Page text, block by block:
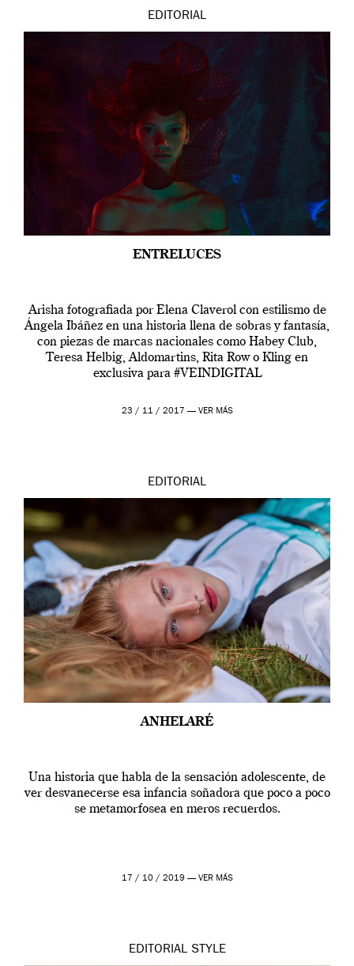
EDITORIAL
ENTRELUCES
Arisha fotografiada por Elena Claverol con estilismo de
Ángela Ibáñez en una historia llena de sobras y fantasía,
con piezas de marcas nacionales como Habey Club,
Teresa Helbig, Aldomartins, Rita Row o Kling en
exclusiva para #VEINDIGITAL
23 / 11 / 2017 — VER MÁS
EDITORIAL
ANHELARÉ
Una historia que habla de la sensación adolescente, de
ver desvanecerse esa infancia soñadora que poco a poco
se metamorfosea en meros recuerdos.
17 / 10 / 2019 — VER MÁS
EDITORIAL STYLE